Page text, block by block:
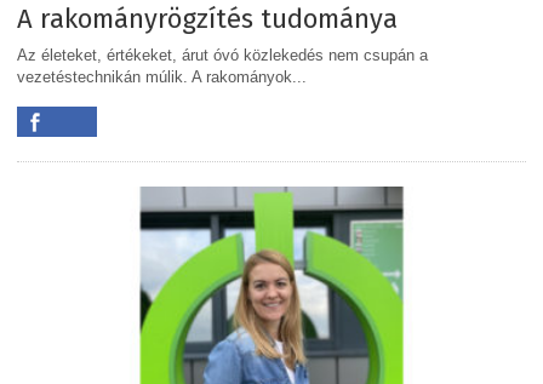
A rakományrögzítés tudománya
Az életeket, értékeket, árut óvó közlekedés nem csupán a
vezetéstechnikán múlik. A rakományok...